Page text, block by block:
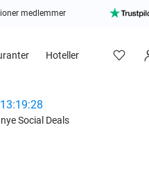
medlemmer
Hoteller
13:19:26
Social Deals